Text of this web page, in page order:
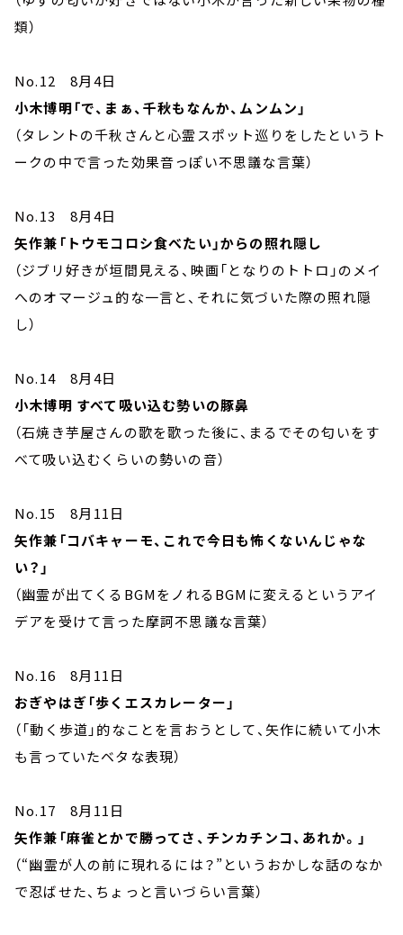
類）
No.12 8月4日
小木博明「で、まぁ、千秋もなんか、ムンムン」
（タレントの千秋さんと心霊スポット巡りをしたというト
ークの中で言った効果音っぽい不思議な言葉）
No.13 8月4日
矢作兼「トウモコロシ食べたい」からの照れ隠し
（ジブリ好きが垣間見える、映画「となりのトトロ」のメイ
へのオマージュ的な一言と、それに気づいた際の照れ隠
し）
No.14 8月4日
小木博明 すべて吸い込む勢いの豚鼻
（石焼き芋屋さんの歌を歌った後に、まるでその匂いをす
べて吸い込むくらいの勢いの音）
No.15 8月11日
矢作兼「コバキャーモ、これで今日も怖くないんじゃな
い？」
（幽霊が出てくるBGMをノれるBGMに変えるというアイ
デアを受けて言った摩訶不思議な言葉）
No.16 8月11日
おぎやはぎ「歩くエスカレーター」
（「動く歩道」的なことを言おうとして、矢作に続いて小木
も言っていたベタな表現）
No.17 8月11日
矢作兼「麻雀とかで勝ってさ、チンカチンコ、あれか。」
（“幽霊が人の前に現れるには？”というおかしな話のなか
で忍ばせた、ちょっと言いづらい言葉）